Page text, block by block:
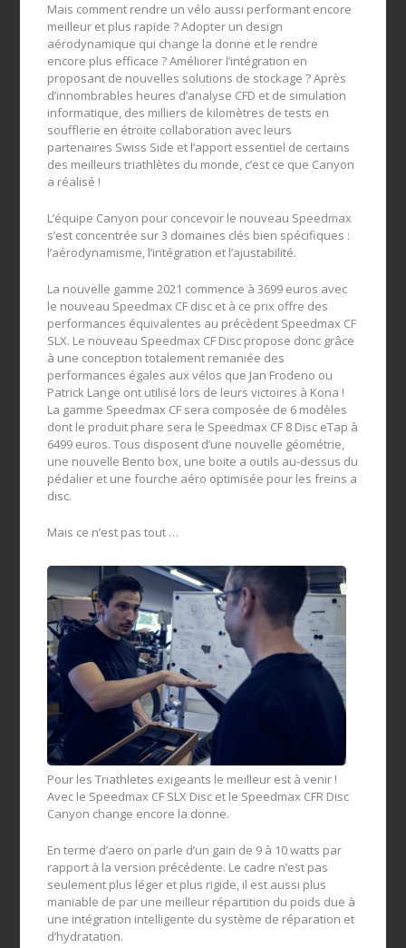
Mais comment rendre un vélo aussi performant encore
meilleur et plus rapide ? Adopter un design
aérodynamique qui change la donne et le rendre
encore plus efficace ? Améliorer l’intégration en
proposant de nouvelles solutions de stockage ? Après
d’innombrables heures d’analyse CFD et de simulation
informatique, des milliers de kilomètres de tests en
soufflerie en étroite collaboration avec leurs
partenaires Swiss Side et l’apport essentiel de certains
des meilleurs triathlètes du monde, c’est ce que Canyon
a réalisé !
L’équipe Canyon pour concevoir le nouveau Speedmax
s’est concentrée sur 3 domaines clés bien spécifiques :
l’aérodynamisme, l’intégration et l’ajustabilité.
La nouvelle gamme 2021 commence à 3699 euros avec
le nouveau Speedmax CF disc et à ce prix offre des
performances équivalentes au précèdent Speedmax CF
SLX. Le nouveau Speedmax CF Disc propose donc grâce
à une conception totalement remaniée des
performances égales aux vélos que Jan Frodeno ou
Patrick Lange ont utilisé lors de leurs victoires à Kona !
La gamme Speedmax CF sera composée de 6 modèles
dont le produit phare sera le Speedmax CF 8 Disc eTap à
6499 euros. Tous disposent d’une nouvelle géométrie,
une nouvelle Bento box, une boite a outils au-dessus du
pédalier et une fourche aéro optimisée pour les freins a
disc.
Mais ce n’est pas tout …
Pour les Triathletes exigeants le meilleur est à venir !
Avec le Speedmax CF SLX Disc et le Speedmax CFR Disc
Canyon change encore la donne.
En terme d’aero on parle d’un gain de 9 à 10 watts par
rapport à la version précédente. Le cadre n’est pas
seulement plus léger et plus rigide, il est aussi plus
maniable de par une meilleur répartition du poids due à
une intégration intelligente du système de réparation et
d’hydratation.